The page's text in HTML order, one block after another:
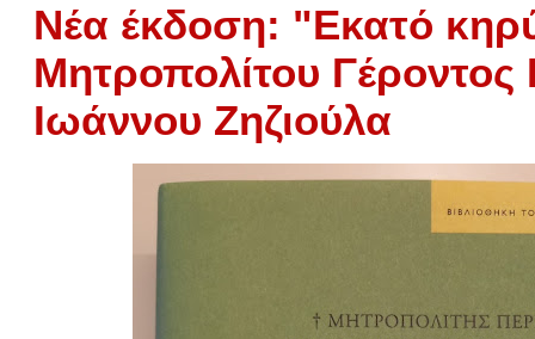
Νέα έκδοση: "Εκατό
Μητροπολίτου
Ιωάννου Ζηζιούλα